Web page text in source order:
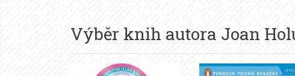
Výběr knih autora Joan